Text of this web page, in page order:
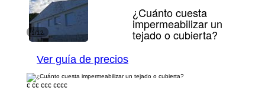
1/12
¿Cuánto cuesta
impermeabilizar un
tejado o cubierta?
Ver guía de precios
€ €€ €€€ €€€€